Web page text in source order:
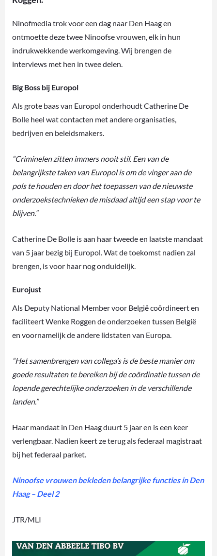
Ninofmedia trok voor een dag naar Den Haag en
ontmoette deze twee Ninoofse vrouwen, elk in hun
indrukwekkende werkomgeving. Wij brengen de
interviews met hen in twee delen.
Big Boss bij Europol
Als grote baas van Europol onderhoudt Catherine De
Bolle heel wat contacten met andere organisaties,
bedrijven en beleidsmakers.
“Criminelen zitten immers nooit stil. Een van de
belangrijkste taken van Europol is om de vinger aan de
pols te houden en door het toepassen van de nieuwste
onderzoekstechnieken de misdaad altijd een stap voor te
blijven.”
Catherine De Bolle is aan haar tweede en laatste mandaat
van 5 jaar bezig bij Europol. Wat de toekomst nadien zal
brengen, is voor haar nog onduidelijk.
Eurojust
Als Deputy National Member voor België coördineert en
faciliteert Wenke Roggen de onderzoeken tussen België
en voornamelijk de andere lidstaten van Europa.
“Het samenbrengen van collega’s is de beste manier om
goede resultaten te bereiken bij de coördinatie tussen de
lopende gerechtelijke onderzoeken in de verschillende
landen.”
Haar mandaat in Den Haag duurt 5 jaar en is een keer
verlengbaar. Nadien keert ze terug als federaal magistraat
bij het federaal parket.
Ninoofse vrouwen bekleden belangrijke functies in Den
Haag – Deel 2
JTR/MLI